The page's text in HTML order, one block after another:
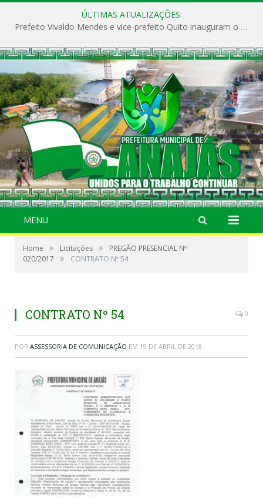
ÚLTIMAS ATUALIZAÇÕES:
Prefeito Vivaldo Mendes e vice-prefeito Quito inauguram o CAPS e fortalecem a saúde pública em Anajás.
MENU
Home » Licitações »
PREGÃO PRESENCIAL Nº
020/2017
» CONTRATO Nº 54
CONTRATO Nº 54 0
POR ASSESSORIA DE COMUNICAÇÃO EM 19 DE ABRIL DE 2018